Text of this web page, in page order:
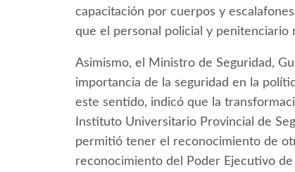
capacitación por cuerpos y
que el personal policial y penitenciario
Asimismo, el Ministro de Seguridad,
importancia de la seguridad en la
este sentido, indicó que la
Instituto Universitario Provincial de
permitió tener el reconocimiento de
reconocimiento del Poder Ejecutivo